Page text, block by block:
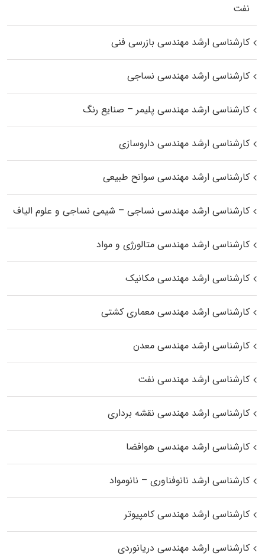
نفت
کارشناسی ارشد مهندسی بازرسی فنی
کارشناسی ارشد مهندسی نساجی
کارشناسی ارشد مهندسی پلیمر – صنایع رنگ
کارشناسی ارشد مهندسی داروسازی
کارشناسی ارشد مهندسی سوانح طبیعی
کارشناسی ارشد مهندسی نساجی – شیمی نساجی و علوم الیاف
کارشناسی ارشد مهندسی متالورژی و مواد
کارشناسی ارشد مهندسی مکانیک
کارشناسی ارشد مهندسی معماری کشتی
کارشناسی ارشد مهندسی معدن
کارشناسی ارشد مهندسی نفت
کارشناسی ارشد مهندسی نقشه برداری
کارشناسی ارشد مهندسی هوافضا
کارشناسی ارشد نانوفناوری – نانومواد
کارشناسی ارشد مهندسی کامپیوتر
کارشناسی ارشد مهندسی دریانوردی